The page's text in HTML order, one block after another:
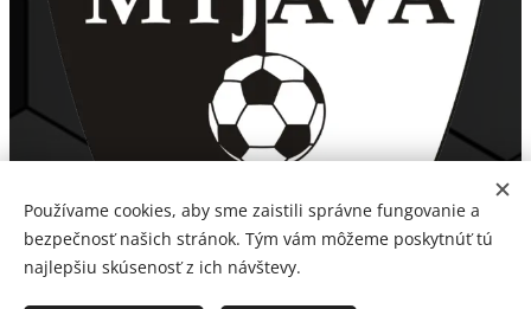
Používame cookies, aby sme zaistili správne fungovanie a
bezpečnosť našich stránok. Tým vám môžeme poskytnúť tú
najlepšiu skúsenosť z ich návštevy.